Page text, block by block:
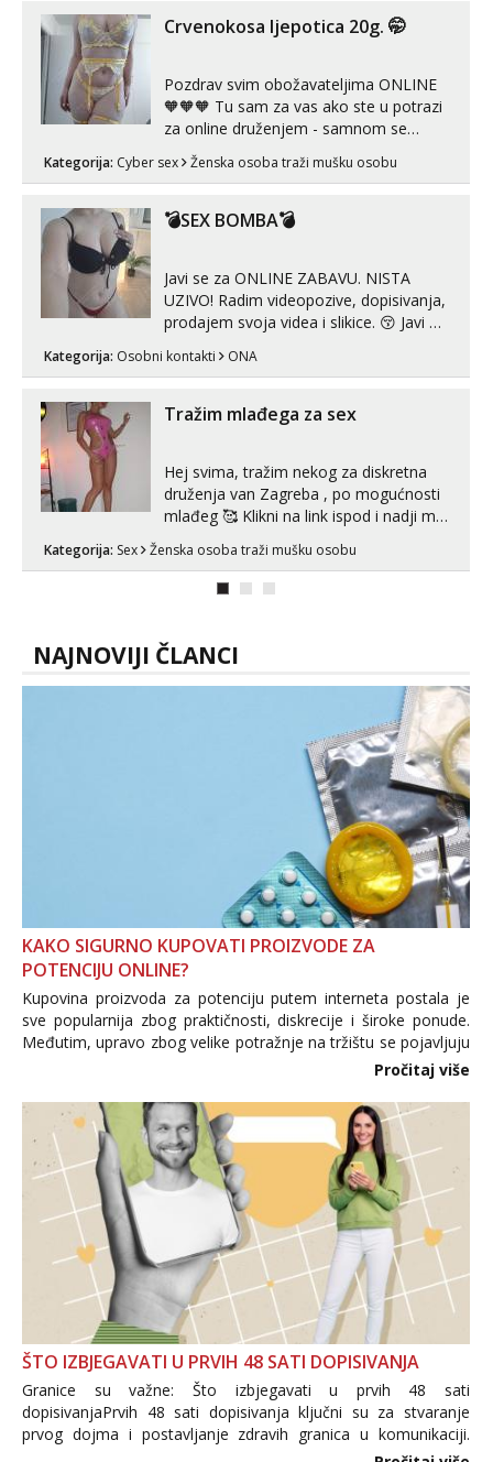
U mojoj raznolikoj ponudi možeš
pranaći nešto po svojoj mjeri. Sexi videa
Crvenokosa ljepotica 20g. 🤭
Pozdrav svim obožavateljima ONLINE
🧡🧡🧡 Tu sam za vas ako ste u potrazi
za online druženjem - samnom se
možete zabaviti preko videopoziva, ili
ako vam nisam dovoljna radim i u paru i
😉 Radim i vruća tipkanja uz slike i hot
Kategorija: Cyber sex Ženska osoba traži mušku osobu
💣SEX BOMBA💣
Javi se za ONLINE ZABAVU. NISTA
UZIVO! Radim videopozive, dopisivanja,
prodajem svoja videa i slikice. 😚 Javi mi
Telegram. +385 91 723 0045
Kategorija: Osobni kontakti ONA
Tražim mlađega za sex
Hej svima, tražim nekog za diskretna
druženja van Zagreba , po mogućnosti
mlađeg 🥰 Klikni na link ispod i nadji me
Kategorija: Sex Ženska osoba traži mušku osobu
NAJNOVIJI ČLANCI
KAKO SIGURNO KUPOVATI PROIZVODE ZA
POTENCIJU ONLINE?
Kupovina proizvoda za potenciju putem interneta postala je
sve popularnija zbog praktičnosti, diskrecije i široke ponude.
Međutim, upravo zbog velike potražnje na tržištu se pojavljuju
i brojni krivotvoreni proizvodi, nepouzdane internetske
Pročitaj više
ŠTO IZBJEGAVATI U PRVIH 48 SATI DOPISIVANJA
Granice su važne: Što izbjegavati u prvih 48 sati
dopisivanjaPrvih 48 sati dopisivanja ključni su za stvaranje
prvog dojma i postavljanje zdravih granica u komunikaciji.
Važno je izbjeći prebrzo otkrivanje osobnih ili intimnih